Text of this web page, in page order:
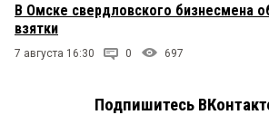
В Омске свердловского бизнесмена
взятки
7 августа 16:30 0 697
Подпишитесь